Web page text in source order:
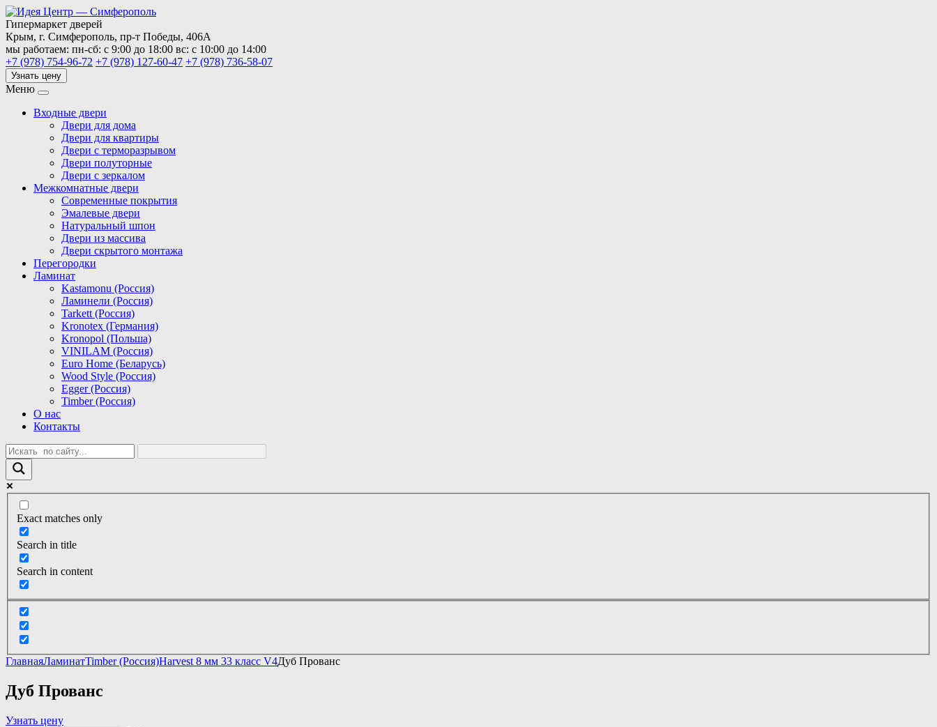
Гипермаркет дверей
Крым, г. Симферополь, пр-т Победы, 406А
мы работаем: пн-сб: с 9:00 до 18:00 вс: с 10:00 до 14:00
+7 (978) 754-96-72 +7 (978) 127-60-47 +7 (978) 736-58-07
Узнать цену
Меню
Входные двери
Двери для дома
Двери для квартиры
Двери с терморазрывом
Двери полуторные
Двери с зеркалом
Межкомнатные двери
Современные покрытия
Эмалевые двери
Натуральный шпон
Двери из массива
Двери скрытого монтажа
Перегородки
Ламинат
Kastamonu (Россия)
Ламинели (Россия)
Tarkett (Россия)
Kronotex (Германия)
Kronopol (Польша)
VINILAM (Россия)
Euro Home (Беларусь)
Wood Style (Россия)
Egger (Россия)
Timber (Россия)
О нас
Контакты
Exact matches only
Search in title
Search in content
ГлавнаяЛаминатTimber (Россия)Harvest 8 мм 33 класс V4Дуб Прованс
Дуб Прованс
Узнать цену